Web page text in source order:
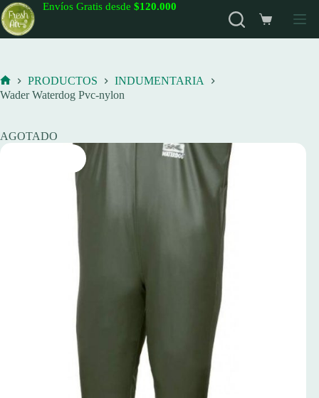
Saltar
al
contenido
Envíos Gratis desde $120.000
Carro
de
Inicio
PRODUCTOS
INDUMENTARIA
Wader Waterdog Pvc-nylon
AGOTADO